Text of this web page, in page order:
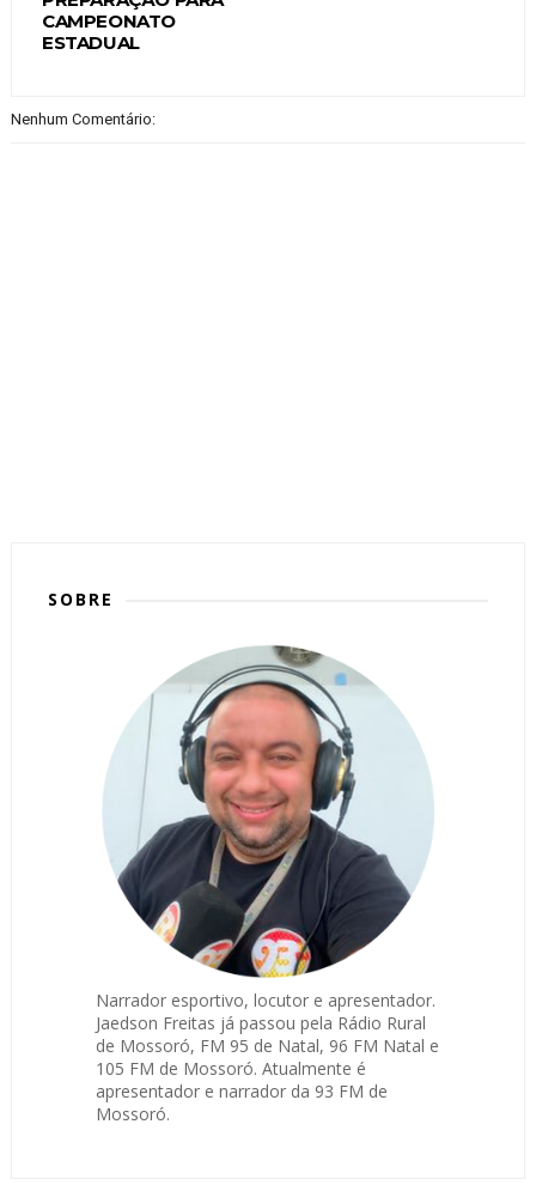
CAMPEONATO
ESTADUAL
Nenhum Comentário:
SOBRE
Narrador esportivo, locutor e apresentador.
Jaedson Freitas já passou pela Rádio Rural
de Mossoró, FM 95 de Natal, 96 FM Natal e
105 FM de Mossoró. Atualmente é
apresentador e narrador da 93 FM de
Mossoró.